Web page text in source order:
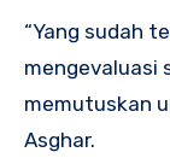
“Yang sudah
mengevaluasi
memutuskan
Asghar.